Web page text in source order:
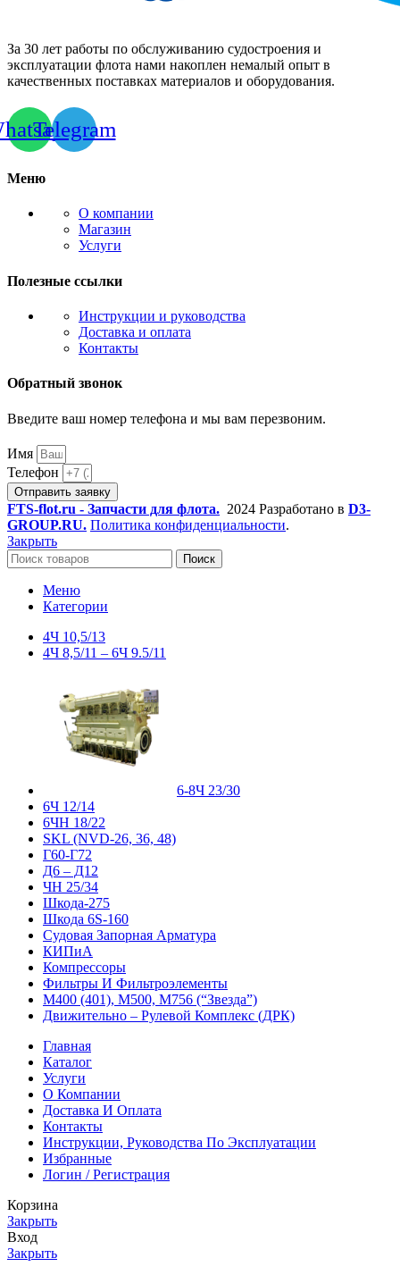
За 30 лет работы по обслуживанию судостроения и
эксплуатации флота нами накоплен немалый опыт в
качественных поставках материалов и оборудования.
Telegram
Меню
О компании
Магазин
Услуги
Полезные ссылки
Инструкции и руководства
Доставка и оплата
Контакты
Обратный звонок
Введите ваш номер телефона и мы вам перезвоним.
Имя
Телефон
Отправить заявку
FTS-flot.ru - Запчасти для флота. 2024 Разработано в D3-
GROUP.RU. Политика конфиденциальности.
Закрыть
Поиск
Меню
Категории
4Ч 10,5/13
4Ч 8,5/11 – 6Ч 9.5/11
6-8Ч 23/30
6Ч 12/14
6ЧН 18/22
SKL (NVD-26, 36, 48)
Г60-Г72
Д6 – Д12
ЧН 25/34
Шкода-275
Шкода 6S-160
Судовая Запорная Арматура
КИПиА
Компрессоры
Фильтры И Фильтроэлементы
М400 (401), М500, М756 (“Звезда”)
Движительно – Рулевой Комплекс (ДРК)
Главная
Каталог
Услуги
О Компании
Доставка И Оплата
Контакты
Инструкции, Руководства По Эксплуатации
Избранные
Логин / Регистрация
Корзина
Закрыть
Вход
Закрыть